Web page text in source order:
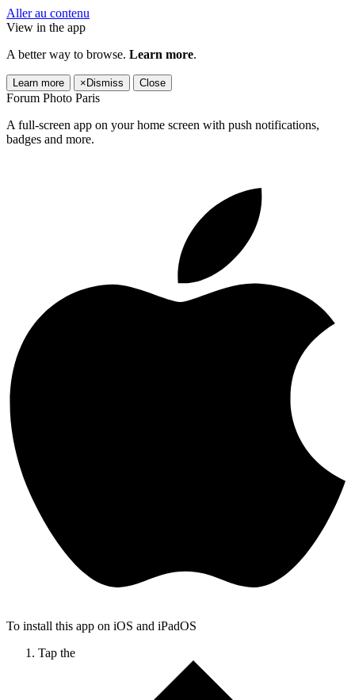
Aller au contenu
View in the app
A better way to browse. Learn more.
Learn more × Dismiss Close
Forum Photo Paris
A full-screen app on your home screen with push notifications,
badges and more.
To install this app on iOS and iPadOS
Tap the